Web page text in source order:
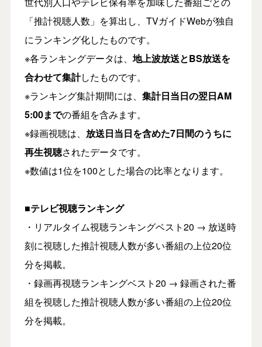
「推計視聴人数」を算出し、TVガイドWebが独自
にランキング化したものです。
※各ランキングデータは、 地上波放送とBS放送を
合わせて集計したものです。
※ランキング集計期間には、 集計日当日の翌日AM
5:00までの番組を含みます。
※録画視聴は、 放送日当日を含めた7日間のうちに
再生視聴されたデータです。
※数値は1位を100とした場合の比率となります。
■テレビ視聴ランキング
・リアルタイム視聴ランキングベスト20 → 放送時
刻に視聴した推計視聴人数が多い番組の上位20位
分を掲載。
・録画再視聴ランキングベスト20 → 録画された番
組を視聴した推計視聴人数が多い番組の上位20位
分を掲載。